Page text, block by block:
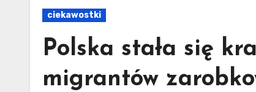
ciekawostki
Polska stała się
migrantów